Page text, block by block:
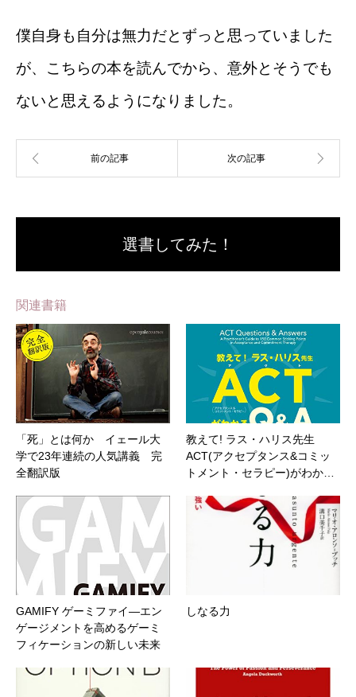
僕自身も自分は無力だとずっと思っていました
が、こちらの本を読んでから、意外とそうでも
ないと思えるようになりました。
選書してみた！
関連書籍
「死」とは何か イェール大
学で23年連続の人気講義 完
全翻訳版
教えて! ラス・ハリス先生
ACT(アクセプタンス&コミッ
トメント・セラピー)がわか…
GAMIFY ゲーミファイ―エン
ゲージメントを高めるゲーミ
フィケーションの新しい未来
しなる力